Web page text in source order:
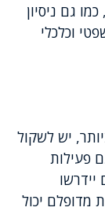
גם ניסיון
וכלכלי
יש לשקול
פעילות
מדופלם יכול